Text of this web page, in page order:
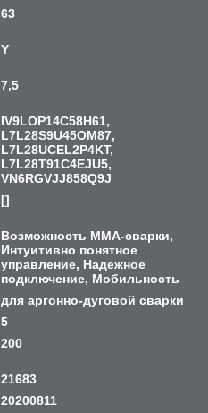
63
Y
7,5
IV9LOP14C58H61,
L7L28S9U45OM87,
L7L28UCEL2P4KT,
L7L28T91C4EJU5,
VN6RGVJJ858Q9J
[]
Возможность ММА-сварки,
Интуитивно понятное
управление, Надежное
подключение, Мобильность
для аргонно-дуговой сварки
5
200
21683
20200811